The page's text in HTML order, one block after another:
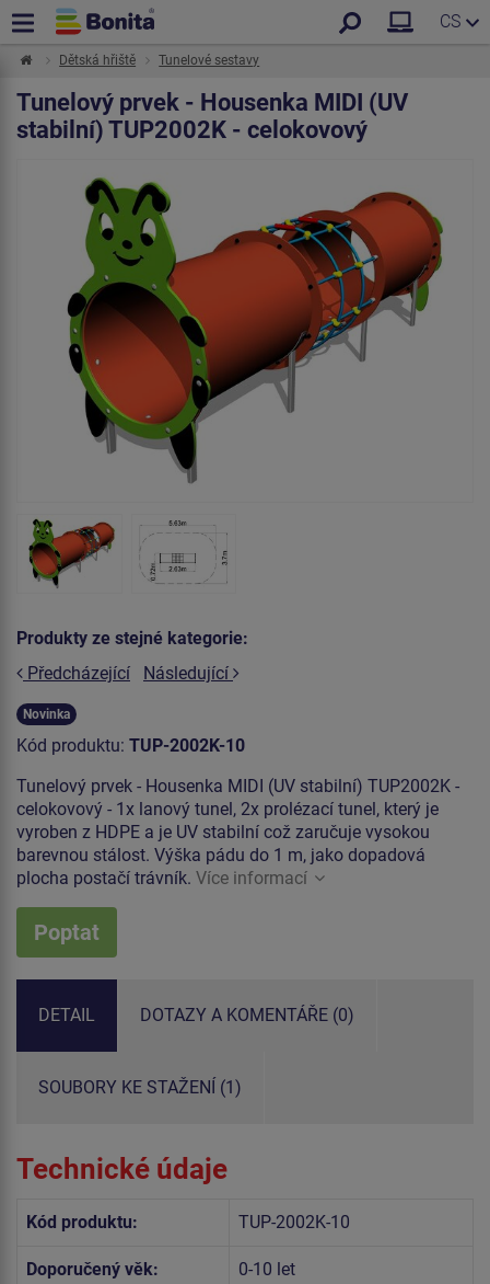
CS
Dětská hřiště Tunelové sestavy
Tunelový prvek - Housenka MIDI (UV
stabilní) TUP2002K - celokovový
Produkty ze stejné kategorie:
Předcházející
Následující
Novinka
Kód produktu: TUP-2002K-10
Tunelový prvek - Housenka MIDI (UV stabilní) TUP2002K -
celokovový - 1x lanový tunel, 2x prolézací tunel, který je
vyroben z HDPE a je UV stabilní což zaručuje vysokou
barevnou stálost. Výška pádu do 1 m, jako dopadová
plocha postačí trávník. Více informací
Poptat
DETAIL DOTAZY A KOMENTÁŘE (0)
SOUBORY KE STAŽENÍ (1)
Technické údaje
Kód produktu: TUP-2002K-10
Doporučený věk: 0-10 let